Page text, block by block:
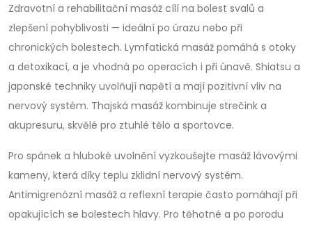
Zdravotní a rehabilitační masáž cílí na bolest svalů a
zlepšení pohyblivosti — ideální po úrazu nebo při
chronických bolestech. Lymfatická masáž pomáhá s otoky
a detoxikací, a je vhodná po operacích i při únavě. Shiatsu a
japonské techniky uvolňují napětí a mají pozitivní vliv na
nervový systém. Thajská masáž kombinuje strečink a
akupresuru, skvělé pro ztuhlé tělo a sportovce.
Pro spánek a hluboké uvolnění vyzkoušejte masáž lávovými
kameny, která díky teplu zklidní nervový systém.
Antimigrenózní masáž a reflexní terapie často pomáhají při
opakujících se bolestech hlavy. Pro těhotné a po porodu